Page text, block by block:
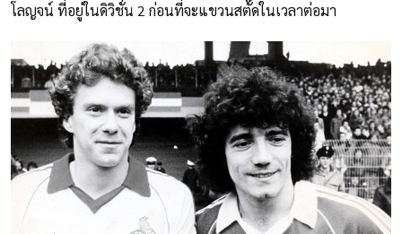
โลญจน์ ที่อยู่ในดิวิชั่น 2 ก่อนที่จะแขวนสตั๊ดในเวลาต่อมา